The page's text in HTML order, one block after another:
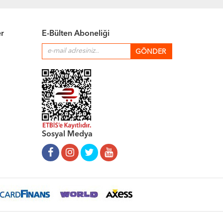
E-Bülten Aboneliği
Sosyal Medya